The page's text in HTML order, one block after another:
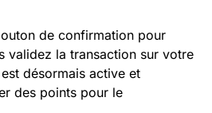
de confirmation pour
validez la transaction sur votre
désormais active et
des points pour le